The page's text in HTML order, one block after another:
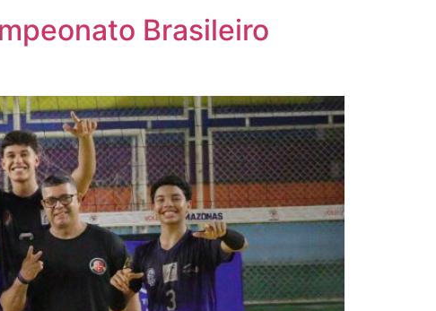
Brasileiro